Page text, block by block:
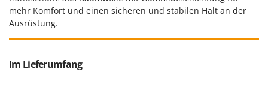
Royal Food
Ryobi
S.T.P.
mehr Komfort und einen sicheren und stabilen Halt an der
Ausrüstung.
Im Lieferumfang